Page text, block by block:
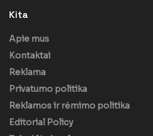
Kita
Apie mus
Kontaktai
Reklama
Privatumo politika
Reklamos ir rėmimo politika
Editorial Policy